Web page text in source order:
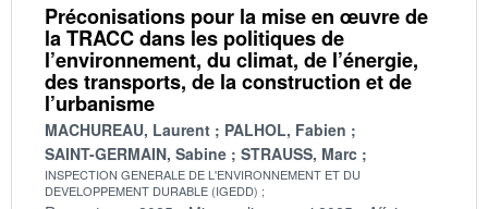
Préconisations pour la mise en œuvre de
la TRACC dans les politiques de
l’environnement, du climat, de l’énergie,
des transports, de la construction et de
l’urbanisme
MACHUREAU, Laurent
PALHOL, Fabien
SAINT-GERMAIN, Sabine
STRAUSS, Marc
INSPECTION GENERALE DE L'ENVIRONNEMENT ET DU
DEVELOPPEMENT DURABLE (IGEDD)